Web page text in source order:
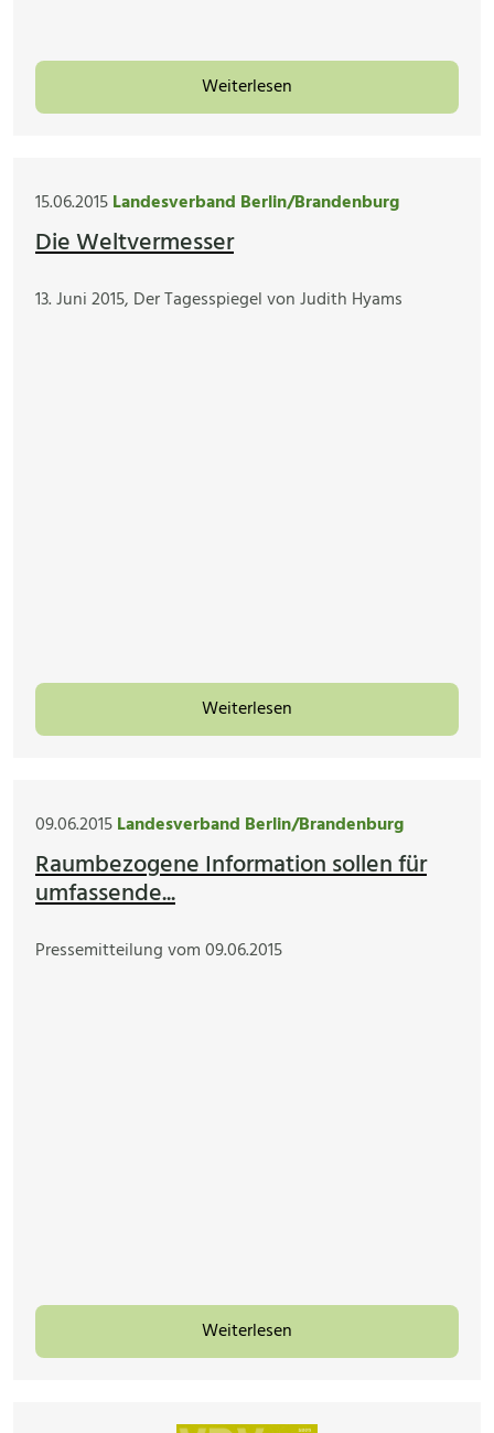
Weiterlesen
15.06.2015Landesverband Berlin/Brandenburg
Die Weltvermesser
13. Juni 2015, Der Tagesspiegel von Judith Hyams
Weiterlesen
09.06.2015Landesverband Berlin/Brandenburg
Raumbezogene Information sollen für
umfassende...
Pressemitteilung vom 09.06.2015
Weiterlesen